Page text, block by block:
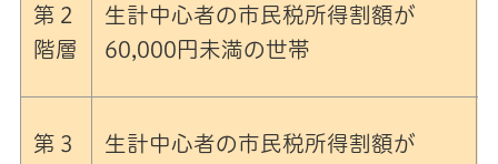
第２
階層
生計中心者の市民税所得割額が
60,000円未満の世帯
第３
生計中心者の市民税所得割額が